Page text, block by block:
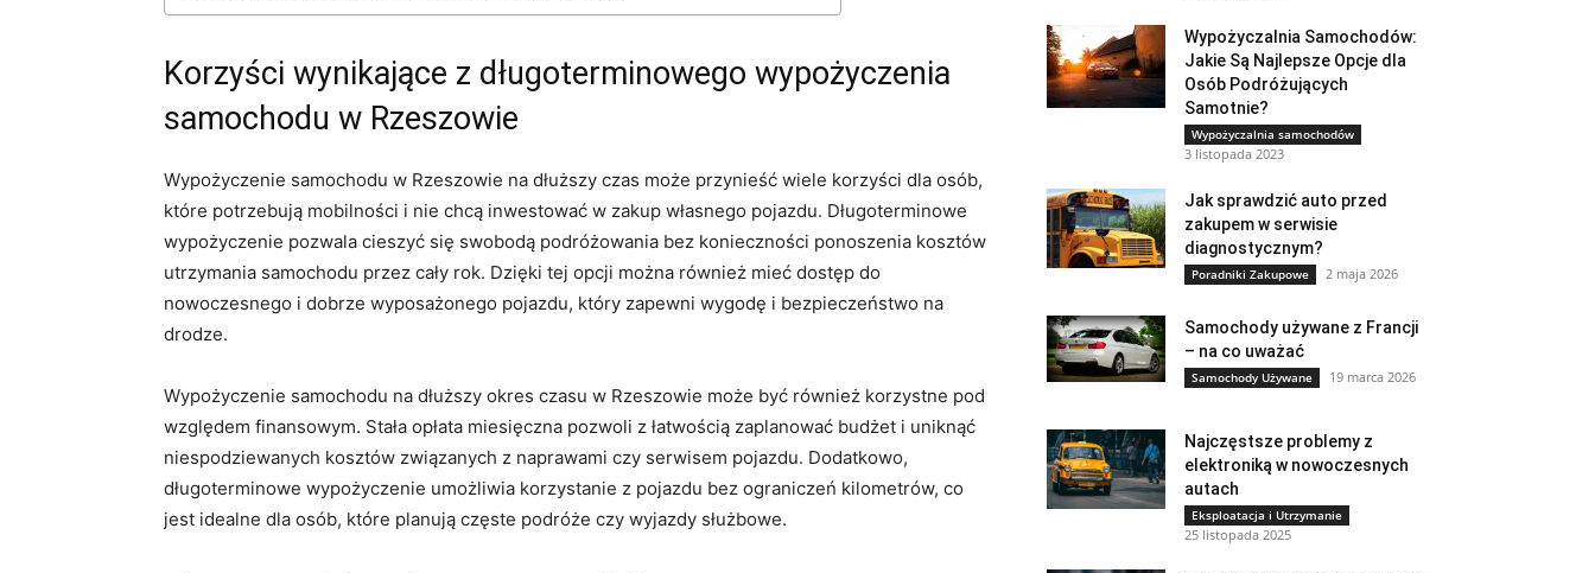
Korzyści⁢ wynikające‌ z długoterminowego wypożyczenia
samochodu w Rzeszowie
Wypożyczenie samochodu w ⁤Rzeszowie na ⁢dłuższy czas może przynieść⁣ wiele korzyści dla osób,
które potrzebują ‍mobilności i nie chcą inwestować⁤ w zakup ‍własnego pojazdu.​ Długoterminowe‍
wypożyczenie ⁤pozwala cieszyć się swobodą podróżowania bez konieczności ponoszenia kosztów‍
utrzymania samochodu przez‌ cały ⁣rok. Dzięki tej opcji można również mieć dostęp do
‌nowoczesnego i dobrze‍ wyposażonego pojazdu, ⁤który ⁤zapewni wygodę i bezpieczeństwo​ na
drodze.
Wypożyczenie samochodu na dłuższy okres czasu w Rzeszowie może​ być również korzystne pod
względem​ finansowym. Stała opłata ‍miesięczna pozwoli ⁢z ⁤łatwością zaplanować budżet i uniknąć
niespodziewanych kosztów‌ związanych z naprawami czy serwisem ‍pojazdu. Dodatkowo,
długoterminowe wypożyczenie umożliwia ​korzystanie ⁢z pojazdu ‍bez‍ ograniczeń ‍kilometrów,​ co​
jest⁢ idealne dla osób, ‌które planują częste⁤ podróże czy ⁢wyjazdy służbowe.
Wypożyczalnia Samochodów:
Jakie Są Najlepsze Opcje dla
Osób Podróżujących
Samotnie?
Wypożyczalnia samochodów
3 listopada 2023
Jak sprawdzić auto przed
zakupem w serwisie
diagnostycznym?
Poradniki Zakupowe 2 maja 2026
Samochody używane z Francji
– na co uważać
Samochody Używane 19 marca 2026
Najczęstsze problemy z
elektroniką w nowoczesnych
autach
Eksploatacja i Utrzymanie
25 listopada 2025